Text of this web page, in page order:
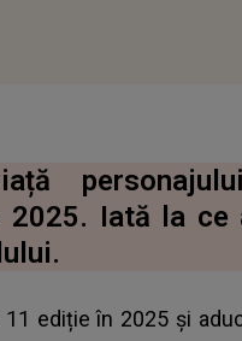
2025. Iată la
ediție în 2025 și